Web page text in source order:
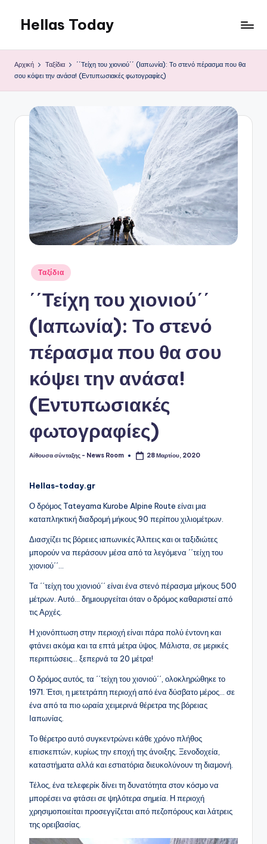
Μετάβαση
περιεχόμενο
Hellas Today
Αρχική Ταξίδια
΄΄Τείχη του χιονιού΄΄ (Ιαπωνία): Το στενό πέρασμα που θα
σου κόψει την ανάσα! (Εντυπωσιακές φωτογραφίες)
Αναρτήθηκε
σε
Ταξίδια
΄΄Τείχη του χιονιού΄΄
(Ιαπωνία): Το στενό
πέρασμα που θα σου
κόψει την ανάσα!
(Εντυπωσιακές
φωτογραφίες)
Συγγραφέας:
Αίθουσα σύνταξης - News Room 28 Μαρτίου, 2020
Hellas-today.gr
Ο δρόμος Tateyama Kurobe Alpine Route είναι μια
καταπληκτική διαδρομή μήκους 90 περίπου χιλιομέτρων.
Διασχίζει τις βόρειες ιαπωνικές Άλπεις και οι ταξιδιώτες
μπορούν να περάσουν μέσα από τα λεγόμενα ΄΄τείχη του
χιονιού΄΄…
Τα ΄΄τείχη του χιονιού΄΄ είναι ένα στενό πέρασμα μήκους 500
μέτρων. Αυτό… δημιουργείται όταν ο δρόμος καθαριστεί από
τις Αρχές.
Η χιονόπτωση στην περιοχή είναι πάρα πολύ έντονη και
φτάνει ακόμα και τα επτά μέτρα ύψος. Μάλιστα, σε μερικές
περιπτώσεις… ξεπερνά τα 20 μέτρα!
Ο δρόμος αυτός, τα ΄΄τείχη του χιονιού΄΄, ολοκληρώθηκε το
1971. Έτσι, η μετετράπη περιοχή από ένα δύσβατο μέρος… σε
ένα από τα πιο ωραία χειμερινά θέρετρα της βόρειας
Ιαπωνίας.
Το θέρετρο αυτό συγκεντρώνει κάθε χρόνο πλήθος
επισκεπτών, κυρίως την εποχή της άνοιξης. Ξενοδοχεία,
καταστήματα αλλά και εστιατόρια διευκολύνουν τη διαμονή.
Τέλος, ένα τελεφερίκ δίνει τη δυνατότητα στον κόσμο να
μπορέσει να φτάσει σε ψηλότερα σημεία. Η περιοχή
χρησιμοποιείται προσεγγίζεται από πεζοπόρους και λάτρεις
της ορειβασίας.